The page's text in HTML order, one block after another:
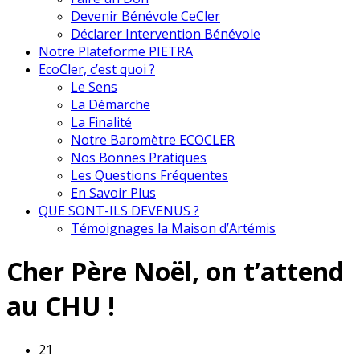
Devenir Bénévole CeCler
Déclarer Intervention Bénévole
Notre Plateforme PIETRA
EcoCler, c’est quoi ?
Le Sens
La Démarche
La Finalité
Notre Baromètre ECOCLER
Nos Bonnes Pratiques
Les Questions Fréquentes
En Savoir Plus
QUE SONT-ILS DEVENUS ?
Témoignages la Maison d’Artémis
Cher Père Noël, on t’attend
au CHU !
21